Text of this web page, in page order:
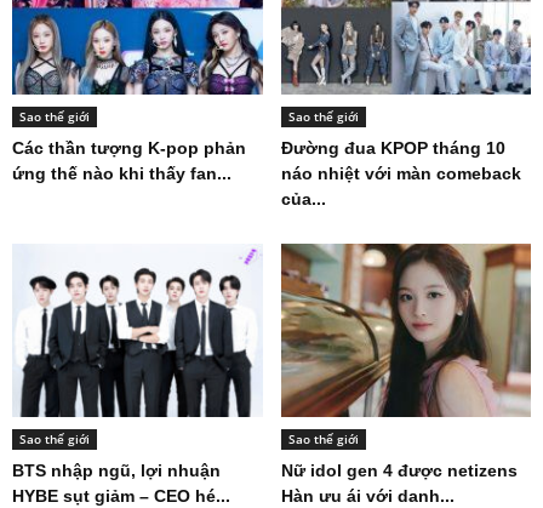
Sao thế giới
Các thần tượng K-pop phản
ứng thế nào khi thấy fan...
Sao thế giới
Đường đua KPOP tháng 10
náo nhiệt với màn comeback
của...
Sao thế giới
BTS nhập ngũ, lợi nhuận
HYBE sụt giảm – CEO hé...
Sao thế giới
Nữ idol gen 4 được netizens
Hàn ưu ái với danh...